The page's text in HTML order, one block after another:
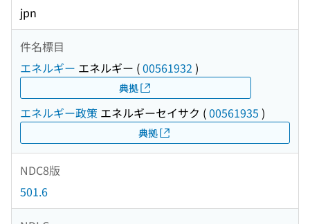
jpn
件名標目
エネルギー エネルギー (00561932 )
典拠
エネルギー政策 エネルギーセイサク (00561935 )
典拠
NDC8版
501.6